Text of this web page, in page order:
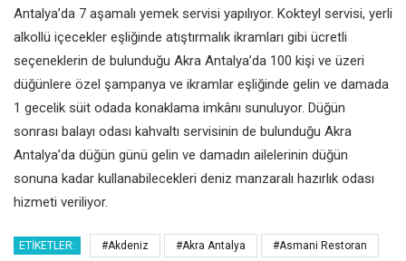
Antalya’da 7 aşamalı yemek servisi yapılıyor. Kokteyl servisi, yerli
alkollü içecekler eşliğinde atıştırmalık ikramları gibi ücretli
seçeneklerin de bulunduğu Akra Antalya’da 100 kişi ve üzeri
düğünlere özel şampanya ve ikramlar eşliğinde gelin ve damada
1 gecelik süit odada konaklama imkânı sunuluyor. Düğün
sonrası balayı odası kahvaltı servisinin de bulunduğu Akra
Antalya’da düğün günü gelin ve damadın ailelerinin düğün
sonuna kadar kullanabilecekleri deniz manzaralı hazırlık odası
hizmeti veriliyor.
ETIKETLER: #Akdeniz #Akra Antalya #Asmani Restoran